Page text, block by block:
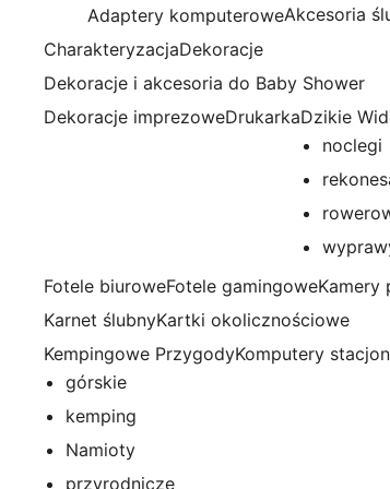
Adaptery komputeroweAkcesoria
CharakteryzacjaDekoracje
Dekoracje i akcesoria do Baby Shower
Dekoracje imprezoweDrukarkaDzikie
noclegi
Fotele biuroweFotele gamingoweKamery
Karnet ślubnyKartki okolicznościowe
Kempingowe Przygody
górskie
kemping
Namioty
przyrodnicze
Komputery